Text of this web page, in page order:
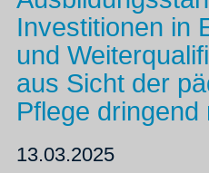
Investitionen in
und
aus Sicht der
Pflege dringend
13.03.2025